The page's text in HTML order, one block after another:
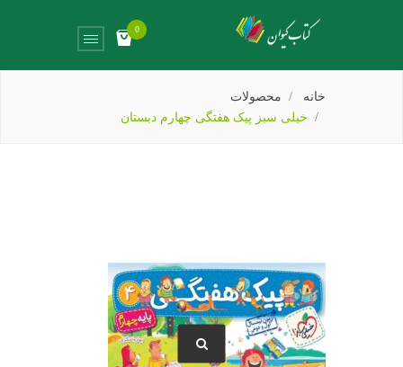
0
خانه
محصولات
خیلی سبز پیک هفتگی چهارم دبستان